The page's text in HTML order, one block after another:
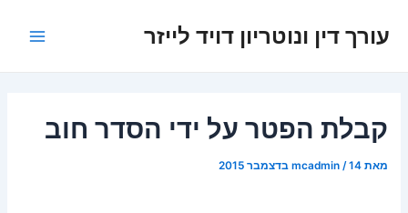
לתוכןעורך דין ונוטריון דויד לייזר
קבלת הפטר על ידי הסדר חוב
מאת mcadmin /14 בדצמבר 2015